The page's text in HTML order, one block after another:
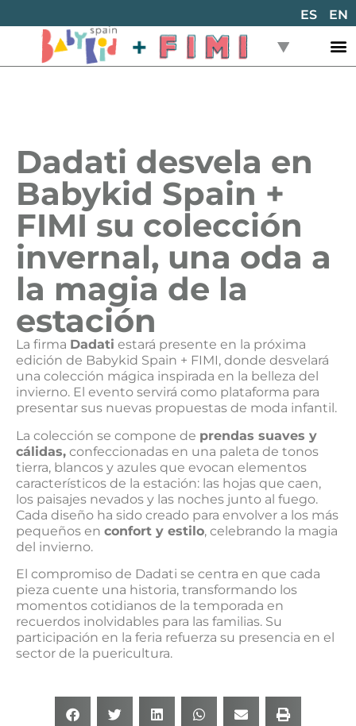
ES EN
Dadati desvela en
Babykid Spain +
FIMI su colección
invernal, una oda a
la magia de la
estación
La firma Dadati estará presente en la próxima
edición de Babykid Spain + FIMI, donde desvelará
una colección mágica inspirada en la belleza del
invierno. El evento servirá como plataforma para
presentar sus nuevas propuestas de moda infantil.
La colección se compone de prendas suaves y
cálidas, confeccionadas en una paleta de tonos
tierra, blancos y azules que evocan elementos
característicos de la estación: las hojas que caen,
los paisajes nevados y las noches junto al fuego.
Cada diseño ha sido creado para envolver a los más
pequeños en confort y estilo, celebrando la magia
del invierno.
El compromiso de Dadati se centra en que cada
pieza cuente una historia, transformando los
momentos cotidianos de la temporada en
recuerdos inolvidables para las familias. Su
participación en la feria refuerza su presencia en el
sector de la puericultura.